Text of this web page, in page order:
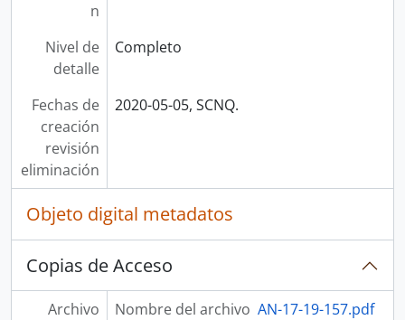
n
Nivel de
detalle
Completo
Fechas de
creación
revisión
eliminación
2020-05-05, SCNQ.
Objeto digital metadatos
Copias de Acceso
Archivo
Nombre del archivo AN-17-19-157.pdf